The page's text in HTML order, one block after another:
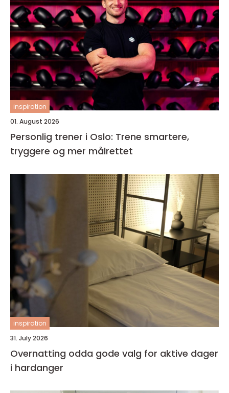
inspiration
01. August 2026
Personlig trener i Oslo: Trene smartere,
tryggere og mer målrettet
inspiration
31. July 2026
Overnatting odda gode valg for aktive dager
i hardanger